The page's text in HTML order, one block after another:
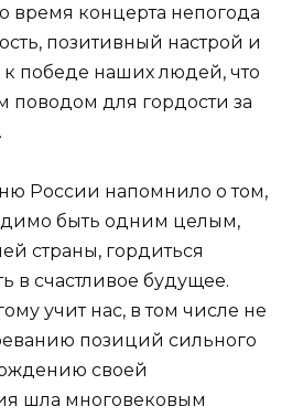
время концерта непогода
позитивный настрой и
победе наших людей, что
для гордости за
России напомнило о том,
быть одним целым,
страны, гордиться
в счастливое будущее.
учит нас, в том числе не
позиций сильного
своей
шла многовековым